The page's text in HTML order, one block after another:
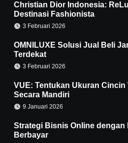
Christian Dior Indonesia:
Destinasi Fashionista
3 Februari 2026
OMNILUXE Solusi Jual Beli
Terdekat
3 Februari 2026
VUE: Tentukan Ukuran Cincin
Secara Mandiri
9 Januari 2026
Strategi Bisnis Online dengan
Berbayar